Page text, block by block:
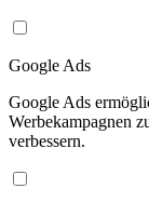
Google Ads
Google Ads
Werbekampagnen
verbessern.